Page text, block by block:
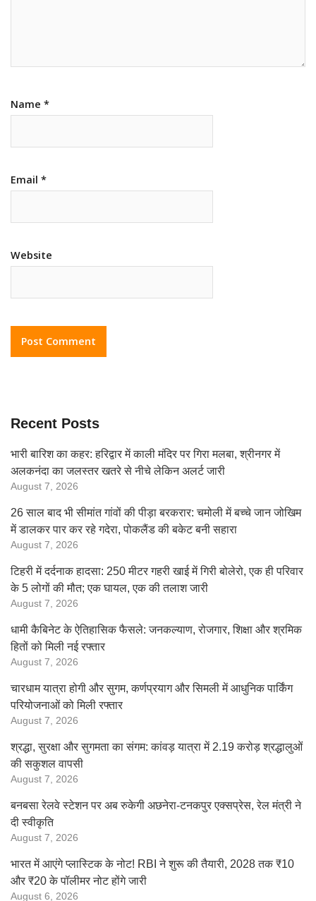
Name *
Email *
Website
Recent Posts
भारी बारिश का कहर: हरिद्वार में काली मंदिर पर गिरा मलबा, श्रीनगर में
अलकनंदा का जलस्तर खतरे से नीचे लेकिन अलर्ट जारी
August 7, 2026
26 साल बाद भी सीमांत गांवों की पीड़ा बरकरार: चमोली में बच्चे जान जोखिम
में डालकर पार कर रहे गदेरा, पोकलैंड की बकेट बनी सहारा
August 7, 2026
टिहरी में दर्दनाक हादसा: 250 मीटर गहरी खाई में गिरी बोलेरो, एक ही परिवार
के 5 लोगों की मौत; एक घायल, एक की तलाश जारी
August 7, 2026
धामी कैबिनेट के ऐतिहासिक फैसले: जनकल्याण, रोजगार, शिक्षा और श्रमिक
हितों को मिली नई रफ्तार
August 7, 2026
चारधाम यात्रा होगी और सुगम, कर्णप्रयाग और सिमली में आधुनिक पार्किंग
परियोजनाओं को मिली रफ्तार
August 7, 2026
श्रद्धा, सुरक्षा और सुगमता का संगम: कांवड़ यात्रा में 2.19 करोड़ श्रद्धालुओं
की सकुशल वापसी
August 7, 2026
बनबसा रेलवे स्टेशन पर अब रुकेगी अछनेरा-टनकपुर एक्सप्रेस, रेल मंत्री ने
दी स्वीकृति
August 7, 2026
भारत में आएंगे प्लास्टिक के नोट! RBI ने शुरू की तैयारी, 2028 तक ₹10
और ₹20 के पॉलीमर नोट होंगे जारी
August 6, 2026